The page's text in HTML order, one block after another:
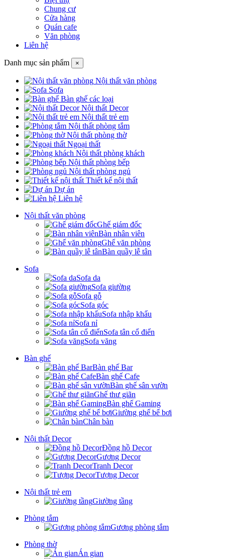
Chung cư
Cửa hàng
Quán cafe
Văn phòng
Liên hệ
Danh mục sản phẩm ×
Nội thất văn phòng
Sofa
Bàn ghế các loại
Nội thất Decor
Nội thất trẻ em
Nội thất phòng tắm
Nội thất phòng thờ
Ngoại thất
Nội thất phòng khách
Nội thất phòng bếp
Nội thất phòng ngủ
Thiết kế nội thất
Dự án
Liên hệ
Nội thất văn phòng
Ghế giám đốc
Bàn nhân viên
Ghế văn phòng
Bàn quầy lễ tân
Sofa
Sofa da
Sofa giường
Sofa gỗ
Sofa góc
Sofa nhập khẩu
Sofa nỉ
Sofa tân cổ điển
Sofa văng
Bàn ghế
Bàn ghế Bar
Bàn ghế Cafe
Bàn ghế sân vườn
Ghế thư giãn
Bàn ghế Gaming
Giường ghế bể bơi
Chân bàn
Nội thất Decor
Đồng hồ Decor
Gương Decor
Tranh Decor
Tượng Decor
Nội thất trẻ em
Giường tầng
Phòng tắm
Gương phòng tắm
Phòng thờ
Án gian